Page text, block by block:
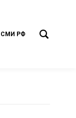
СМИ РФ